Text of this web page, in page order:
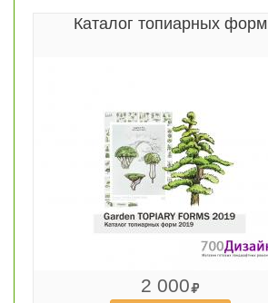
Каталог топиарных форм
2 000